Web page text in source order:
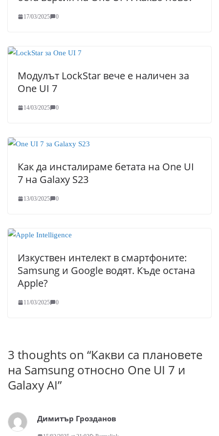
17/03/2025 0
Модулът LockStar вече е наличен за
One UI 7
14/03/2025 0
Как да инсталираме бетата на One UI
7 на Galaxy S23
13/03/2025 0
Изкуствен интелект в смартфоните:
Samsung и Google водят. Къде остана
Apple?
11/03/2025 0
3 thoughts on “Какви са плановете
на Samsung относно One UI 7 и
Galaxy AI”
Димитър Грозданов